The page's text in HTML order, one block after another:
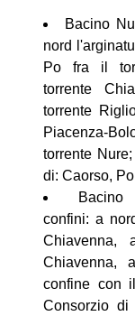
Bacino
nord
Po fra il
torrente
torrente
Piacenza-
torrente
di: Caorso,
Bacino
confini: a
Chiavenna,
confine con
Consorzio di